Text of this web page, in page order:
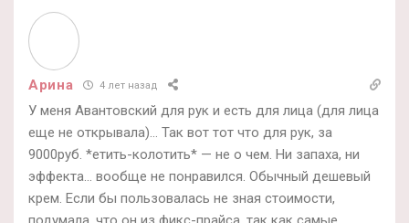
Арина 4 лет назад
У меня Авантовский для рук и есть для лица (для лица
еще не открывала)… Так вот тот что для рук, за
9000руб. *етить-колотить* — не о чем. Ни запаха, ни
эффекта… вообще не понравился. Обычный дешевый
крем. Если бы пользовалась не зная стоимости,